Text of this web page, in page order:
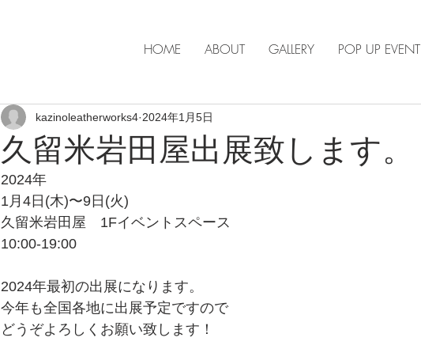
HOME ABOUT GALLERY POP UP EVENT
久留米岩田屋出展致します。
kazinoleatherworks4 2024年1月5日
2024年
1月4日(木)〜9日(火)
久留米岩田屋　1Fイベントスペース
10:00-19:00
2024年最初の出展になります。
今年も全国各地に出展予定ですので
どうぞよろしくお願い致します！